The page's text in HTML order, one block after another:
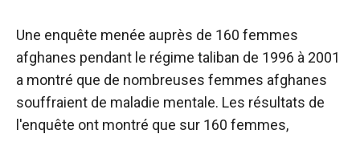
Une enquête menée auprès de 160 femmes
afghanes pendant le régime taliban de 1996 à 2001
a montré que de nombreuses femmes afghanes
souffraient de maladie mentale. Les résultats de
l'enquête ont montré que sur 160 femmes,